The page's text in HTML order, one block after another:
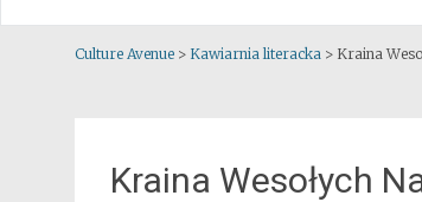
Culture Avenue > Kawiarnia literacka > Kraina
Kraina Wesołych